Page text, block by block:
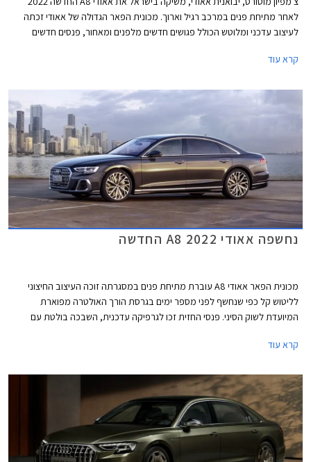
לאחר מתיחת פנים במרכב רגיל וארוך. מכונית הפאר הגדולה של אאודי זכתה
לעיצוב עדכני ומלוטש הכולל פגושים חדשים מלפנים ומאחור, פנסים חדשים
וחישוקים בעיצובים שונים.
קרא עוד
נחשפה אאודי A8 2022 החדשה
מכונית הפאר אאודי A8 עוברת מתיחת פנים במסגרתה זוכה העיצוב החיצוני
לליטוש קל כפי שנחשף לפני מספר ימים בגרסת הורך האולטרה מפוארת
המיועדת לשוק הסיני. פנסי החזית זכו לגרפיקה עדכנית, השבכה בולטת עם
אותנו עם חישוקים בעיצוב חדש, ומאחור נרשם רענון קליל. לראשונה בדגם יוכלו
מושחרים, וצבעי מרכב בגימור מט.
קרא עוד